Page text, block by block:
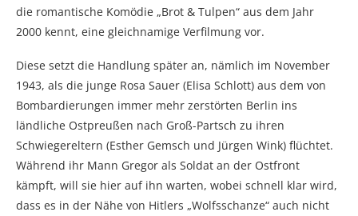
die romantische Komödie „Brot & Tulpen“ aus dem Jahr
2000 kennt, eine gleichnamige Verfilmung vor.
Diese setzt die Handlung später an, nämlich im November
1943, als die junge Rosa Sauer (Elisa Schlott) aus dem von
Bombardierungen immer mehr zerstörten Berlin ins
ländliche Ostpreußen nach Groß-Partsch zu ihren
Schwiegereltern (Esther Gemsch und Jürgen Wink) flüchtet.
Während ihr Mann Gregor als Soldat an der Ostfront
kämpft, will sie hier auf ihn warten, wobei schnell klar wird,
dass es in der Nähe von Hitlers „Wolfsschanze“ auch nicht